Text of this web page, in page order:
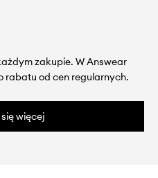
zakupie. W Answear
rabatu od cen regularnych.
więcej